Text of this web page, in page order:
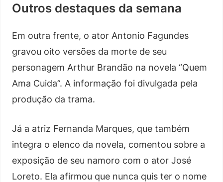
Outros destaques da semana
Em outra frente, o ator Antonio Fagundes
gravou oito versões da morte de seu
personagem Arthur Brandão na novela “Quem
Ama Cuida”. A informação foi divulgada pela
produção da trama.
Já a atriz Fernanda Marques, que também
integra o elenco da novela, comentou sobre a
exposição de seu namoro com o ator José
Loreto. Ela afirmou que nunca quis ter o nome